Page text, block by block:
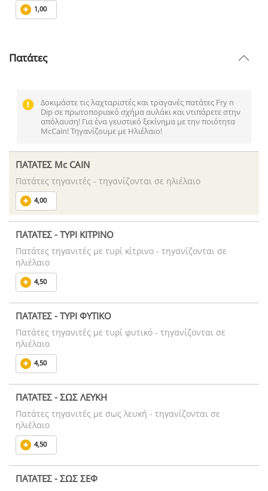
1,00
Πατάτες
Δοκιμάστε τις λαχταριστές και τραγανές πατάτες Fry n
Dip σε πρωτοποριακό σχήμα αυλάκι και ντιπάρετε στην
απόλαυση! Για ένα γευστικό ξεκίνημα με την ποιότητα
McCain! Τηγανίζουμε με Ηλιέλαιο!
ΠΑΤΑΤΕΣ Mc CAIN
Πατάτες τηγανιτές - τηγανίζονται σε ηλιέλαιο
4,00
ΠΑΤΑΤΕΣ - ΤΥΡΙ ΚΙΤΡΙΝΟ
Πατάτες τηγανιτές με τυρί κίτρινο - τηγανίζονται σε
ηλιέλαιο
4,50
ΠΑΤΑΤΕΣ - ΤΥΡΙ ΦΥΤΙΚΟ
Πατάτες τηγανιτές με τυρί φυτικό - τηγανίζονται σε
ηλιέλαιο
4,50
ΠΑΤΑΤΕΣ - ΣΩΣ ΛΕΥΚΗ
Πατάτες τηγανιτές με σως λευκή - τηγανίζονται σε
ηλιέλαιο
4,50
ΠΑΤΑΤΕΣ - ΣΩΣ ΣΕΦ